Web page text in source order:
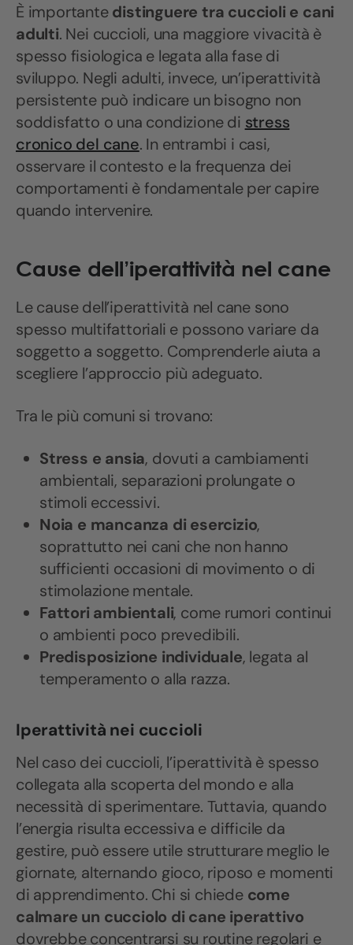
È importantedistinguere tra cuccioli e cani
adulti. Nei cuccioli, una maggiore vivacità è
spesso fisiologica e legata alla fase di
sviluppo. Negli adulti, invece, un’iperattività
persistente può indicare un bisogno non
soddisfatto o una condizione di stress
cronico del cane. In entrambi i casi,
osservare il contesto e la frequenza dei
comportamenti è fondamentale per capire
quando intervenire.
Cause dell’iperattività nel cane
Le cause dell’iperattività nel cane sono
spesso multifattoriali e possono variare da
soggetto a soggetto. Comprenderle aiuta a
scegliere l’approccio più adeguato.
Tra le più comuni si trovano:
Stress e ansia, dovuti a cambiamenti
ambientali, separazioni prolungate o
stimoli eccessivi.
Noia e mancanza di esercizio,
soprattutto nei cani che non hanno
sufficienti occasioni di movimento o di
stimolazione mentale.
Fattori ambientali, come rumori continui
o ambienti poco prevedibili.
Predisposizione individuale, legata al
temperamento o alla razza.
Iperattività nei cuccioli
Nel caso dei cuccioli, l’iperattività è spesso
collegata alla scoperta del mondo e alla
necessità di sperimentare. Tuttavia, quando
l’energia risulta eccessiva e difficile da
gestire, può essere utile strutturare meglio le
giornate, alternando gioco, riposo e momenti
di apprendimento. Chi si chiede come
calmare un cucciolo di cane iperattivo
dovrebbe concentrarsi su routine regolari e